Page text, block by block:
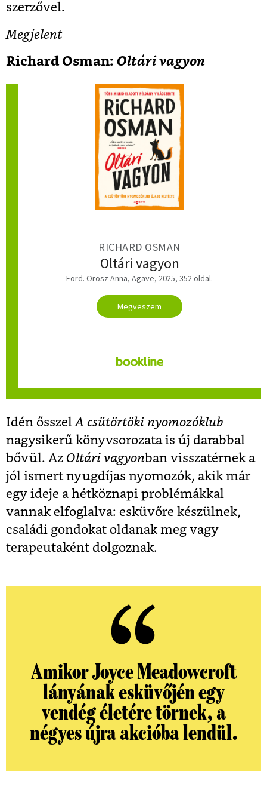
szerzővel.
Megjelent
Richard Osman: Oltári vagyon
RICHARD OSMAN
Oltári vagyon
Ford. Orosz Anna, Agave, 2025, 352 oldal.
Megveszem
Idén ősszel A csütörtöki nyomozóklub
nagysikerű könyvsorozata is új darabbal
bővül. Az Oltári vagyonban visszatérnek a
jól ismert nyugdíjas nyomozók, akik már
egy ideje a hétköznapi problémákkal
vannak elfoglalva: esküvőre készülnek,
családi gondokat oldanak meg vagy
terapeutaként dolgoznak.
Amikor Joyce Meadowcroft
lányának esküvőjén egy
vendég életére törnek, a
négyes újra akcióba lendül.